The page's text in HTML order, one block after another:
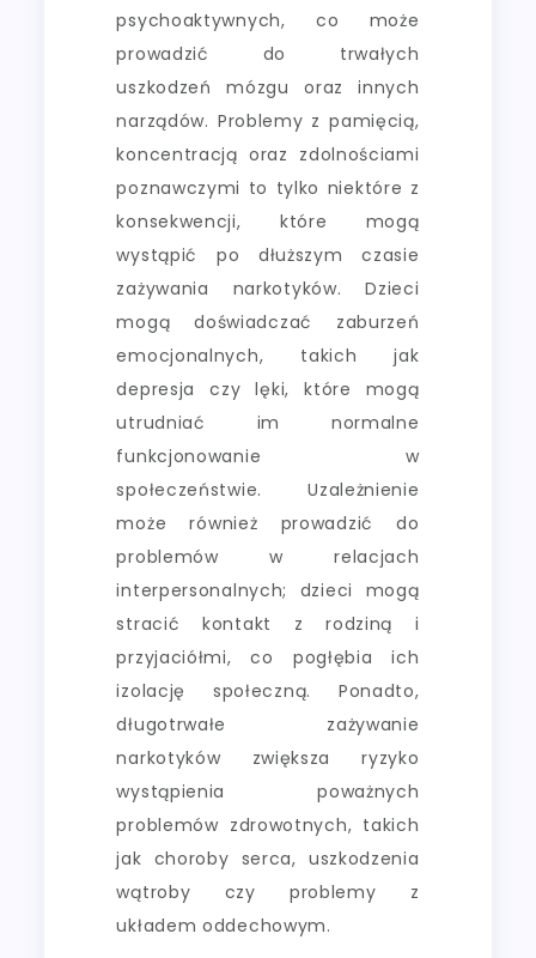
psychoaktywnych, co może
prowadzić do trwałych
uszkodzeń mózgu oraz innych
narządów. Problemy z pamięcią,
koncentracją oraz zdolnościami
poznawczymi to tylko niektóre z
konsekwencji, które mogą
wystąpić po dłuższym czasie
zażywania narkotyków. Dzieci
mogą doświadczać zaburzeń
emocjonalnych, takich jak
depresja czy lęki, które mogą
utrudniać im normalne
funkcjonowanie w
społeczeństwie. Uzależnienie
może również prowadzić do
problemów w relacjach
interpersonalnych; dzieci mogą
stracić kontakt z rodziną i
przyjaciółmi, co pogłębia ich
izolację społeczną. Ponadto,
długotrwałe zażywanie
narkotyków zwiększa ryzyko
wystąpienia poważnych
problemów zdrowotnych, takich
jak choroby serca, uszkodzenia
wątroby czy problemy z
układem oddechowym.